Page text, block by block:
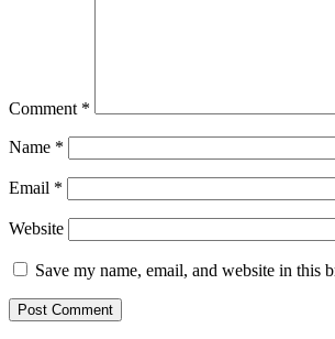
Comment *
Name *
Email *
Website
Save my name, email, and website in this